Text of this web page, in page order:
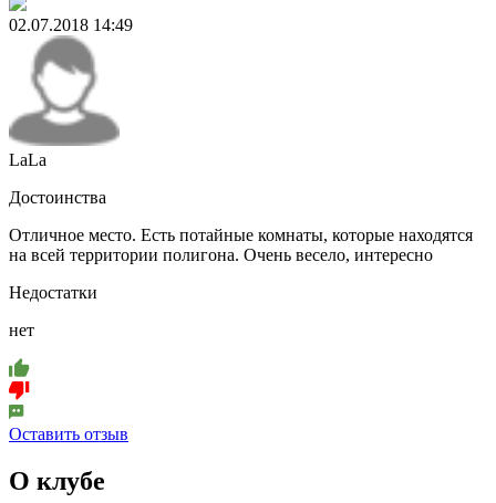
02.07.2018 14:49
LaLa
Достоинства
Отличное место. Есть потайные комнаты, которые находятся
на всей территории полигона. Очень весело, интересно
Недостатки
нет
Оставить отзыв
О клубе